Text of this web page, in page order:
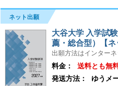
ネット出願
大谷大学 入学試
薦・総合型）【ネ
出願方法はインター
料金：
送料とも無
発送方法：
ゆうメ